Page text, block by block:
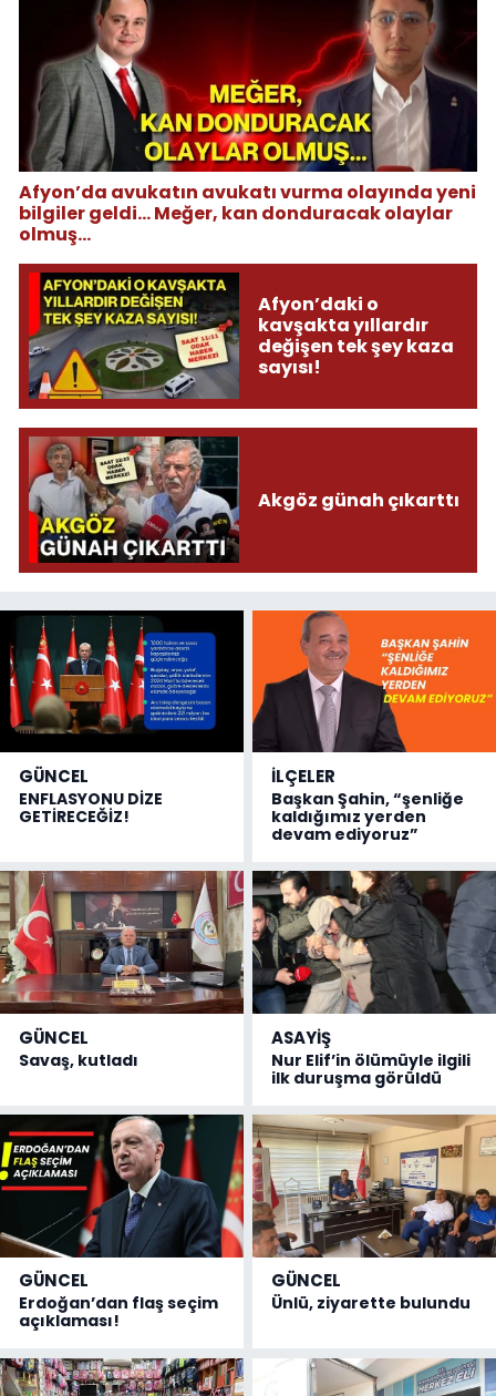
Afyon’da avukatın avukatı vurma olayında yeni
bilgiler geldi... Meğer, kan donduracak olaylar
olmuş...
Afyon’daki o
kavşakta yıllardır
değişen tek şey kaza
sayısı!
Akgöz günah çıkarttı
GÜNCEL
ENFLASYONU DİZE
GETİRECEĞİZ!
İLÇELER
Başkan Şahin, “şenliğe
kaldığımız yerden
devam ediyoruz”
GÜNCEL
Savaş, kutladı
ASAYİŞ
Nur Elif’in ölümüyle ilgili
ilk duruşma görüldü
GÜNCEL
Erdoğan’dan flaş seçim
açıklaması!
GÜNCEL
Ünlü, ziyarette bulundu